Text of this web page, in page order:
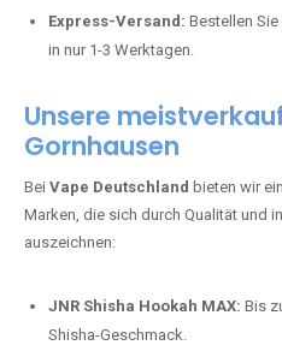
Express-Versand: Bestellen
in nur 1-3 Werktagen.
Unsere
Gornhausen
Bei Vape Deutschland bieten wir
Marken, die sich durch Qualität und
auszeichnen:
JNR Shisha Hookah MAX: Bis
Shisha-Geschmack.